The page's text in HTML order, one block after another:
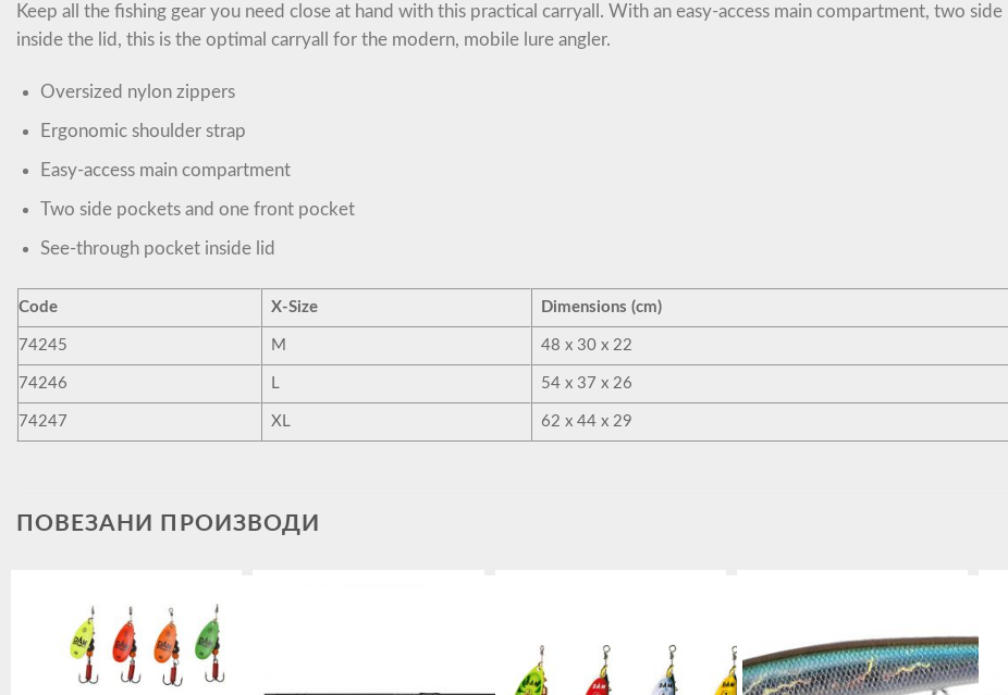
Keep all the fishing gear you need close at hand with this practical carryall. With an easy-access main compartment, two
inside the lid, this is the optimal carryall for the modern, mobile lure angler.
Oversized nylon zippers
Ergonomic shoulder strap
Easy-access main compartment
Two side pockets and one front pocket
See-through pocket inside lid
Code X-Size Dimensions (cm)
74245 M 48 x 30 x 22
74246 L 54 x 37 x 26
74247 XL 62 x 44 x 29
ПОВЕЗАНИ ПРОИЗВОДИ